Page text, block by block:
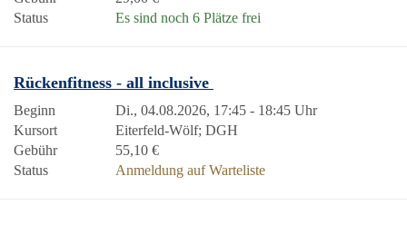
Status
Es sind noch 6 Plätze frei
Rückenfitness - all inclusive
Beginn
Di., 04.08.2026, 17:45 - 18:45 Uhr
Kursort
Eiterfeld-Wölf; DGH
Gebühr
55,10 €
Status
Anmeldung auf Warteliste